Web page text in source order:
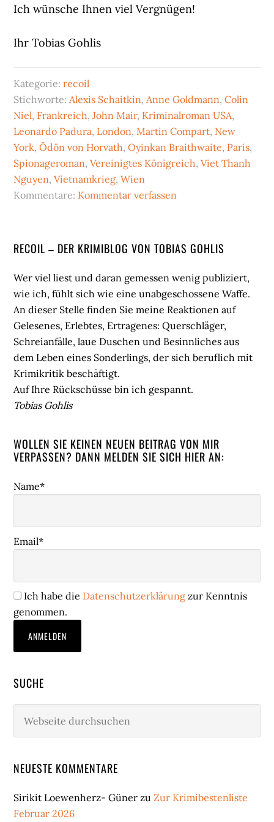
Ich wünsche Ihnen viel Vergnügen!
Ihr Tobias Gohlis
Kategorie:recoil
Stichworte:Alexis Schaitkin,Anne Goldmann,Colin
Niel, Frankreich,John Mair, Kriminalroman USA,
Leonardo Padura, London,Martin Compart, New
York,Ödön von Horvath,Oyinkan Braithwaite, Paris,
Spionageroman,Vereinigtes Königreich,Viet Thanh
Nguyen,Vietnamkrieg,Wien
Kommentare: Kommentar verfassen
Seitenspalte
RECOIL – DER KRIMIBLOG VON TOBIAS GOHLIS
Wer viel liest und daran gemessen wenig publiziert,
wie ich, fühlt sich wie eine unabgeschossene Waffe.
An dieser Stelle finden Sie meine Reaktionen auf
Gelesenes, Erlebtes, Ertragenes: Querschläger,
Schreianfälle, laue Duschen und Besinnliches aus
dem Leben eines Sonderlings, der sich beruflich mit
Krimikritik beschäftigt.
Auf Ihre Rückschüsse bin ich gespannt.
Tobias Gohlis
WOLLEN SIE KEINEN NEUEN BEITRAG VON MIR
VERPASSEN? DANN MELDEN SIE SICH HIER AN:
Name*
Email*
Ich habe die Datenschutzerklärung zur Kenntnis
genommen.
SUCHE
durchsuchen
NEUESTE KOMMENTARE
Sirikit Loewenherz- Güner zuZur Krimibestenliste
Februar 2026